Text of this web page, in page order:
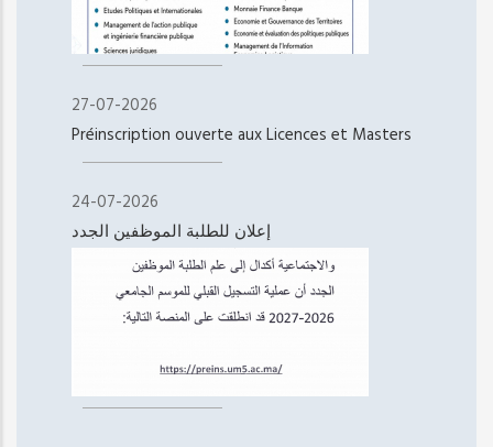
27-07-2026
Préinscription ouverte aux Licences et Masters
24-07-2026
إعلان للطلبة الموظفين الجدد